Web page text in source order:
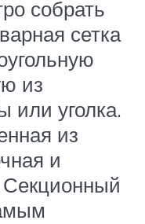
собрать
сетка
из
или уголка.
из
и
Секционный